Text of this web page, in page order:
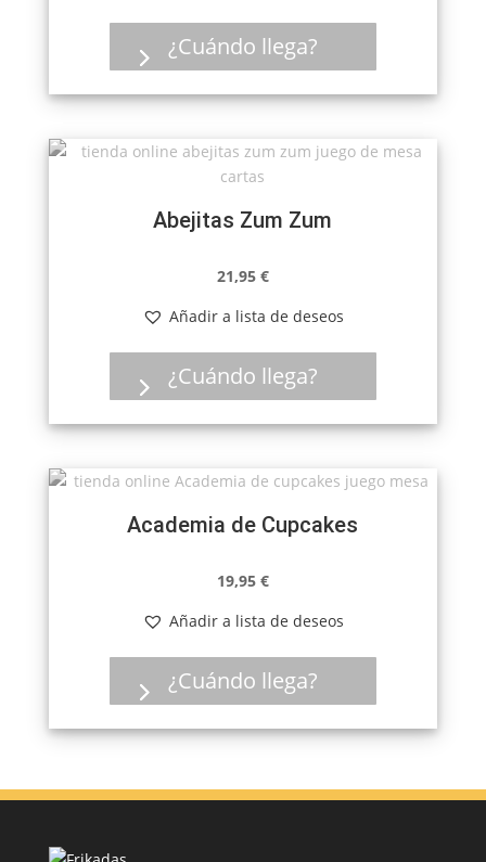
¿Cuándo llega?
Abejitas Zum Zum
21,95 €
Añadir a lista de deseos
¿Cuándo llega?
Academia de Cupcakes
19,95 €
Añadir a lista de deseos
¿Cuándo llega?